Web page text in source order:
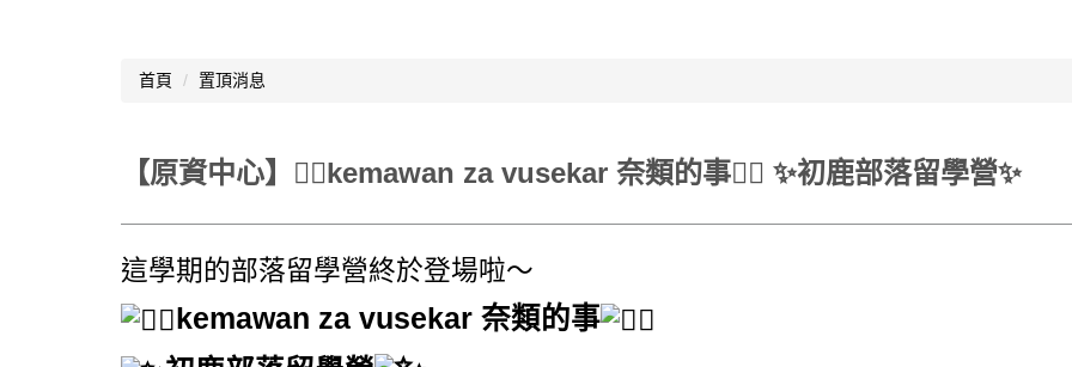
首頁 置頂消息
【原資中心】👯‍♂️kemawan za vusekar 奈類的事👯‍♀️ ✨初鹿部落留學營✨
這學期的部落留學營終於登場啦～
kemawan za vusekar 奈類的事